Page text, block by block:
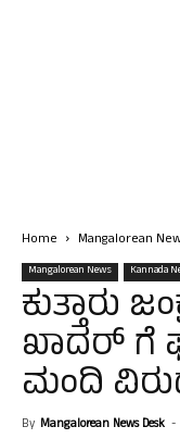
Home Mangalorean
Mangalorean News Kannada
ಕುತ್ತಾರು
ಖಾದರ್ ಗೆ
ಮಂದಿ
By Mangalorean News Desk -